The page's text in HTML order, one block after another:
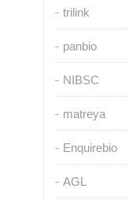
trilink
panbio
NIBSC
matreya
Enquirebio
AGL